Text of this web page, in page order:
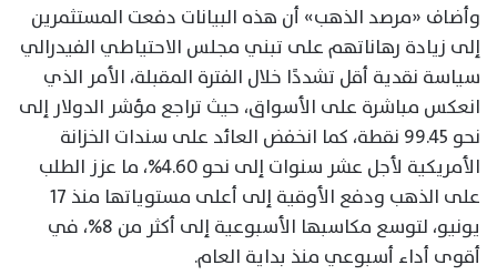
وأضاف «مرصد الذهب» أن هذه البيانات دفعت المستثمرين
إلى زيادة رهاناتهم على تبني مجلس الاحتياطي الفيدرالي
سياسة نقدية أقل تشددًا خلال الفترة المقبلة، الأمر الذي
انعكس مباشرة على الأسواق، حيث تراجع مؤشر الدولار إلى
نحو 99.45 نقطة، كما انخفض العائد على سندات الخزانة
الأمريكية لأجل عشر سنوات إلى نحو 4.60%، ما عزز الطلب
على الذهب ودفع الأوقية إلى أعلى مستوياتها منذ 17
يونيو، لتوسع مكاسبها الأسبوعية إلى أكثر من 8%، في
أقوى أداء أسبوعي منذ بداية العام.